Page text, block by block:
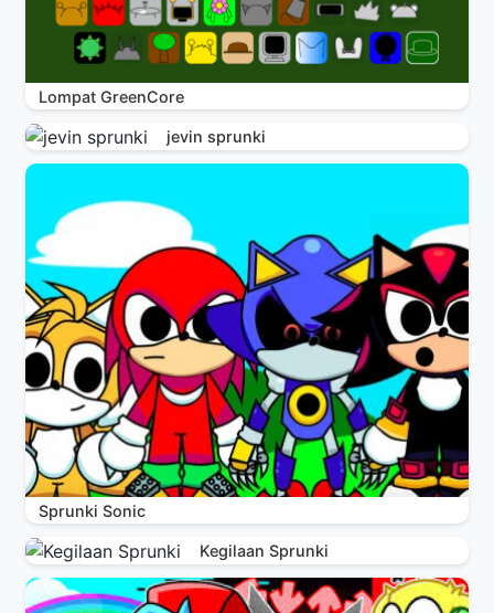
Lompat GreenCore
jevin sprunki
Sprunki Sonic
Kegilaan Sprunki